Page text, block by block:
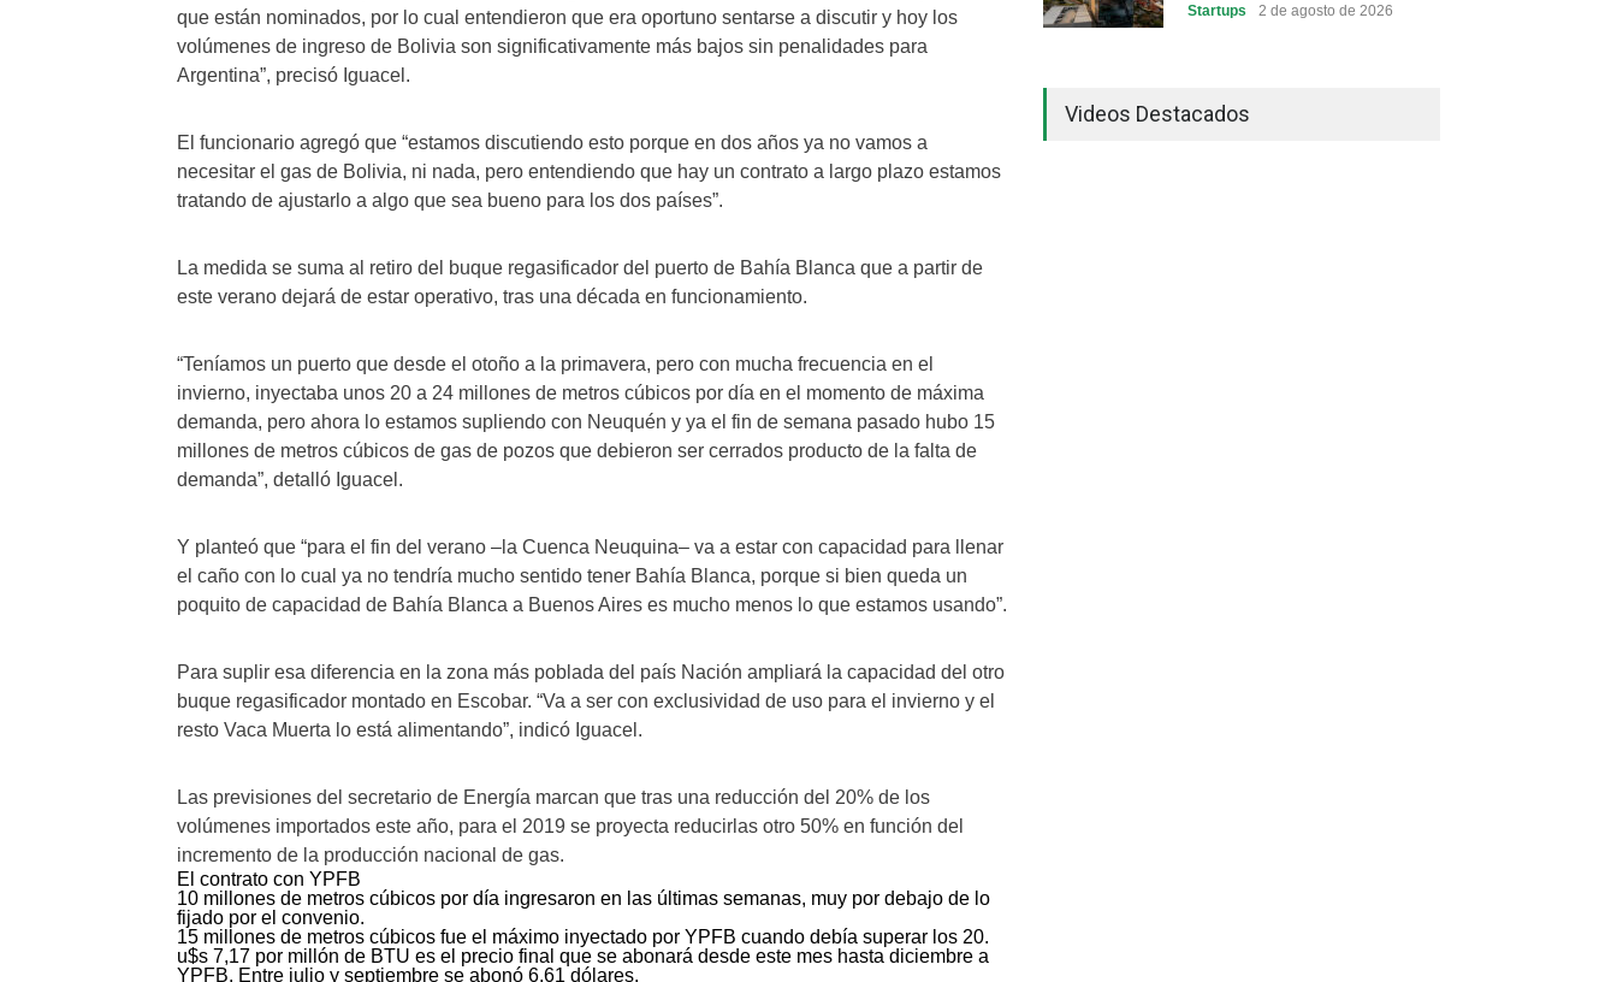
que están nominados, por lo cual entendieron que era oportuno sentarse a discutir y hoy los
volúmenes de ingreso de Bolivia son significativamente más bajos sin penalidades para
Argentina”, precisó Iguacel.
El funcionario agregó que “estamos discutiendo esto porque en dos años ya no vamos a
necesitar el gas de Bolivia, ni nada, pero entendiendo que hay un contrato a largo plazo estamos
tratando de ajustarlo a algo que sea bueno para los dos países”.
La medida se suma al retiro del buque regasificador del puerto de Bahía Blanca que a partir de
este verano dejará de estar operativo, tras una década en funcionamiento.
“Teníamos un puerto que desde el otoño a la primavera, pero con mucha frecuencia en el
invierno, inyectaba unos 20 a 24 millones de metros cúbicos por día en el momento de máxima
demanda, pero ahora lo estamos supliendo con Neuquén y ya el fin de semana pasado hubo 15
millones de metros cúbicos de gas de pozos que debieron ser cerrados producto de la falta de
demanda”, detalló Iguacel.
Y planteó que “para el fin del verano –la Cuenca Neuquina– va a estar con capacidad para llenar
el caño con lo cual ya no tendría mucho sentido tener Bahía Blanca, porque si bien queda un
poquito de capacidad de Bahía Blanca a Buenos Aires es mucho menos lo que estamos usando”.
Para suplir esa diferencia en la zona más poblada del país Nación ampliará la capacidad del otro
buque regasificador montado en Escobar. “Va a ser con exclusividad de uso para el invierno y el
resto Vaca Muerta lo está alimentando”, indicó Iguacel.
Las previsiones del secretario de Energía marcan que tras una reducción del 20% de los
volúmenes importados este año, para el 2019 se proyecta reducirlas otro 50% en función del
incremento de la producción nacional de gas.
El contrato con YPFB
10 millones de metros cúbicos por día ingresaron en las últimas semanas, muy por debajo de lo
fijado por el convenio.
15 millones de metros cúbicos fue el máximo inyectado por YPFB cuando debía superar los 20.
u$s 7,17 por millón de BTU es el precio final que se abonará desde este mes hasta diciembre a
YPFB. Entre julio y septiembre se abonó 6,61 dólares.
Startups 2 de agosto de 2026
industrial y el golpe puede
Videos Destacados